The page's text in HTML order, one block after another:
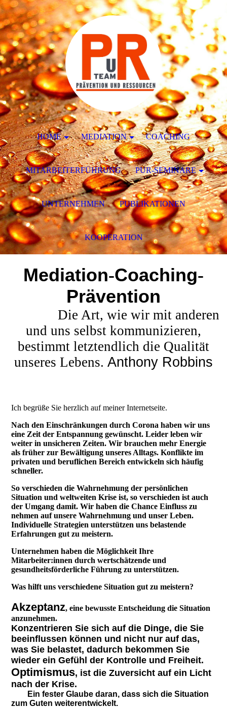
Mediation-Coaching-
Prävention
Die Art, wie wir mit anderen
und uns selbst kommunizieren,
bestimmt letztendlich die Qualität
unseres Lebens. Anthony Robbins
Ich begrüße Sie herzlich auf meiner Internetseite.
Nach den Einschränkungen durch Corona haben wir uns
eine Zeit der Entspannung gewünscht. Leider leben wir
weiter in unsicheren Zeiten. Wir brauchen mehr Energie
als früher zur Bewältigung unseres Alltags. Konflikte im
privaten und beruflichen Bereich entwickeln sich häufig
schneller.
So verschieden die Wahrnehmung der persönlichen
Situation und weltweiten Krise ist, so verschieden ist auch
der Umgang damit. Wir haben die Chance Einfluss zu
nehmen auf unsere Wahrnehmung und unser Leben.
Individuelle Strategien unterstützen uns belastende
Erfahrungen gut zu meistern.
Unternehmen haben die Möglichkeit Ihre
Mitarbeiter:innen durch wertschätzende und
gesundheitsförderliche Führung zu unterstützen.
Was hilft uns verschiedene Situation gut zu meistern?
Akzeptanz, eine bewusste Entscheidung die Situation
anzunehmen.
Konzentrieren Sie sich auf die Dinge, die Sie
beeinflussen können und nicht nur auf das,
was Sie belastet, dadurch bekommen Sie
wieder ein Gefühl der Kontrolle und Freiheit.
Optimismus, ist die Zuversicht auf ein Licht
nach der Krise.
Ein fester Glaube daran, dass sich die Situation
zum Guten weiterentwickelt.
HOME MEDIATION COACHING
MITARBEITERFÜHRUNG PUR-SEMINARE
UNTERNEHMEN PUBLIKATIONEN
KOOPERATION